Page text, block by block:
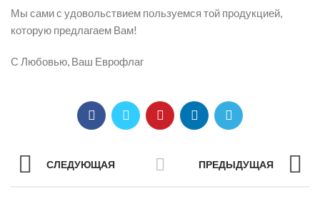
Мы сами с удовольствием пользуемся той продукцией,
которую предлагаем Вам!
С Любовью, Ваш Еврофлаг
СЛЕДУЮЩАЯ ПРЕДЫДУЩАЯ